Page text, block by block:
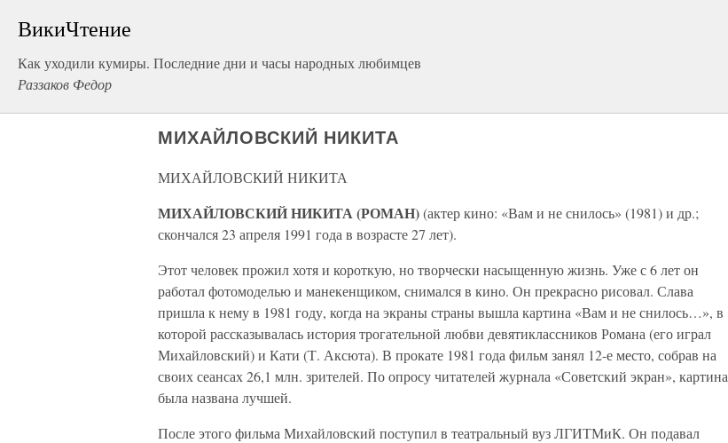
ВикиЧтение
Как уходили кумиры. Последние дни и часы народных любимцев
Раззаков Федор
МИХАЙЛОВСКИЙ НИКИТА
МИХАЙЛОВСКИЙ НИКИТА
МИХАЙЛОВСКИЙ НИКИТА (РОМАН)(актер кино: «Вам и не снилось» (1981) и др.;
скончался 23 апреля 1991 года в возрасте 27 лет).
Этот человек прожил хотя и короткую, но творчески насыщенную жизнь. Уже с 6 лет он
работал фотомоделью и манекенщиком, снимался в кино. Он прекрасно рисовал. Слава
пришла к нему в 1981 году, когда на экраны страны вышла картина «Вам и не снилось…», в
которой рассказывалась история трогательной любви девятиклассников Романа (его играл
Михайловский) и Кати (Т. Аксюта). В прокате 1981 года фильм занял 12-е место, собрав на
своих сеансах 26,1 млн. зрителей. По опросу читателей журнала «Советский экран», картина
была названа лучшей.
После этого фильма Михайловский поступил в театральный вуз ЛГИТМиК. Он подавал